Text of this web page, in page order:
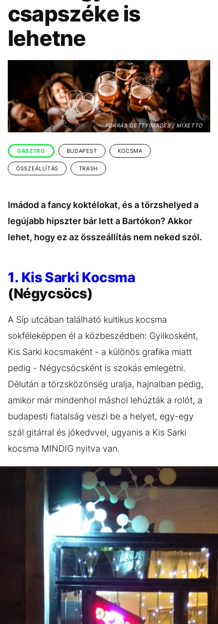
UTAZÁS
ÉLETMÓD DESIGN
BESZÉLGETÉSEK
VIDEÓ TÖRTÉNETEK
GASZTRO
csapszéke is
lehetne
FORRÁS GETTYIMAGES / MIXETTO
GASZTRO BUDAPEST KOCSMA
ÖSSZEÁLLÍTÁS TRASH
Imádod a fancy koktélokat, és a törzshelyed a
legújabb hipszter bár lett a Bartókon? Akkor
lehet, hogy ez az összeállítás nem neked szól.
1. Kis Sarki Kocsma
(Négycsöcs)
A Síp utcában található kultikus kocsma
sokféleképpen él a közbeszédben: Gyilkosként,
Kis Sarki kocsmaként - a különös grafika miatt
pedig - Négycsöcsként is szokás emlegetni.
Délután a törzsközönség uralja, hajnalban pedig,
amikor már mindenhol máshol lehúzták a rolót, a
budapesti fiatalság veszi be a helyet, egy-egy
szál gitárral és jókedvvel, ugyanis a Kis Sarki
kocsma MINDIG nyitva van.